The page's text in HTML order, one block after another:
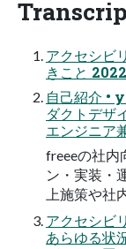
アクセシビ
きこと
自己紹介 •
ダクトデザ
エンジニア
freeeの社内
ン・実装・
上施策や社
アクセシビ
あらゆる状